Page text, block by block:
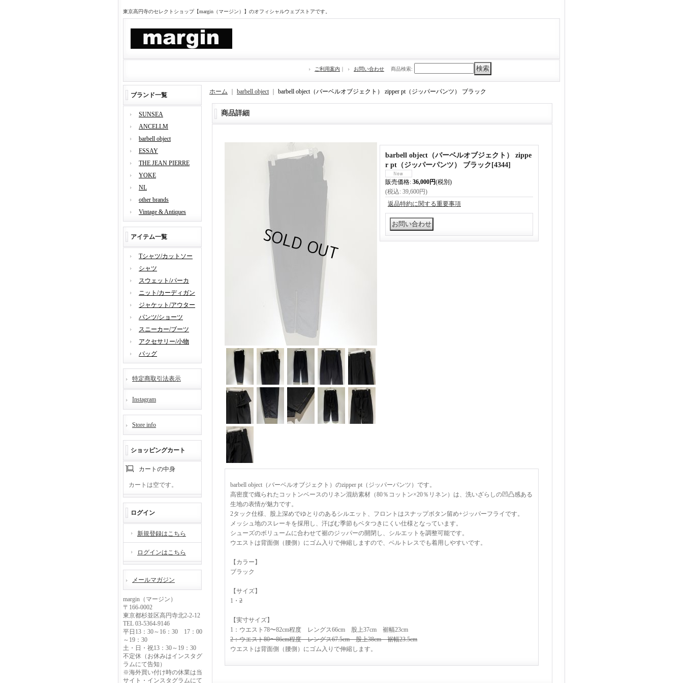
東京高円寺のセレクトショップ【margin（マージン）】のオフィシャルウェブストアです。
ご利用案内 ｜ お問い合わせ 商品検索:
ブランド一覧
SUNSEA
ANCELLM
barbell object
ESSAY
THE JEAN PIERRE
YOKE
NL
other brands
Vintage & Antiques
アイテム一覧
Tシャツ/カットソー
シャツ
スウェット/パーカ
ニット/カーディガン
ジャケット/アウター
パンツ/ショーツ
スニーカー/ブーツ
アクセサリー/小物
バッグ
特定商取引法表示
Instagram
Store info
ショッピングカート
カートの中身
カートは空です。
ログイン
新規登録はこちら
ログインはこちら
メールマガジン
margin（マージン）
〒166-0002
東京都杉並区高円寺北2-2-12
TEL 03-5364-9146
平日13：30～16：30 17：00
～19：30
土・日・祝13：30～19：30
不定休（お休みはインスタグ
ラムにて告知）
※海外買い付け時の休業は当
サイト・インスタグラムにて
ホーム barbell object barbell object（バーベルオブジェクト） zipper pt（ジッパーパンツ） ブラック
商品詳細
barbell object（バーベルオブジェクト） zippe
r pt（ジッパーパンツ） ブラック [4344]
販売価格: 36,000円(税別)
(税込: 39,600円)
返品特約に関する重要事項
barbell object（バーベルオブジェクト）のzipper pt（ジッパーパンツ）です。
高密度で織られたコットンベースのリネン混紡素材（80％コットン×20％リネン）は、洗いざらしの凹凸感ある
生地の表情が魅力です。
2タック仕様、股上深めでゆとりのあるシルエット、フロントはスナップボタン留め+ジッパーフライです。
メッシュ地のスレーキを採用し、汗ばむ季節もベタつきにくい仕様となっています。
シューズのボリュームに合わせて裾のジッパーの開閉し、シルエットを調整可能です。
ウエストは背面側（腰側）にゴム入りで伸縮しますので、ベルトレスでも着用しやすいです。
【カラー】
ブラック
【サイズ】
1・ 2
【実寸サイズ】
1：ウエスト78〜82cm程度 レングス66cm 股上37cm 裾幅23cm
2：ウエスト80〜86cm程度 レングス67.5cm 股上38cm 裾幅23.5cm
ウエストは背面側（腰側）にゴム入りで伸縮します。